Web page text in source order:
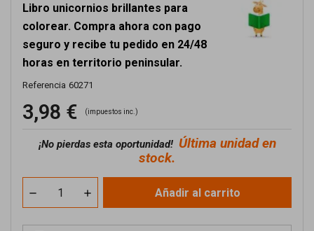
Libro unicornios brillantes para
colorear. Compra ahora con pago
seguro y recibe tu pedido en 24/48
horas en territorio peninsular.
Referencia 60271
3,98 € (impuestos inc.)
¡No pierdas esta oportunidad! Última unidad en
stock.
Añadir al carrito